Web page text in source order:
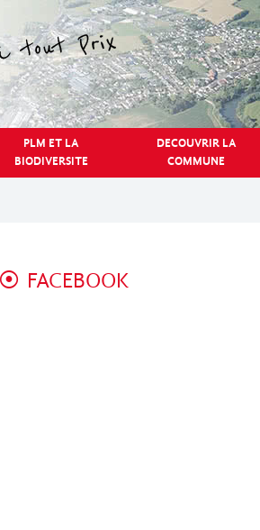
PLM ET LA
BIODIVERSITE
DECOUVRIR LA
COMMUNE
FACEBOOK